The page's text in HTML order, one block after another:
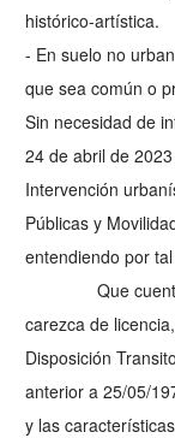
histórico-artística.
- En suelo no
que sea común o
Sin necesidad de
24 de abril de
Intervención
Públicas y
entendiendo por
Que cuente
carezca de
Disposición
anterior a 25/05/
y las